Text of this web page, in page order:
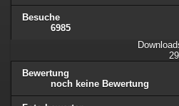
Besuche
6985
29
Bewertung
noch keine Bewertung